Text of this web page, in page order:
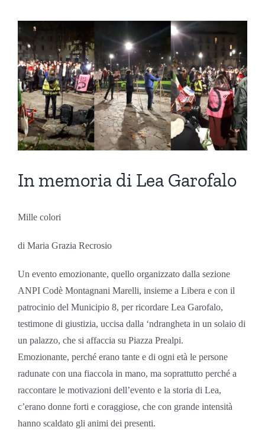
Ingrandisci
immagine
In memoria di Lea Garofalo
Mille colori
di Maria Grazia Recrosio
Un evento emozionante, quello organizzato dalla sezione
ANPI Codè Montagnani Marelli, insieme a Libera e con il
patrocinio del Municipio 8, per ricordare Lea Garofalo,
testimone di giustizia, uccisa dalla ‘ndrangheta in un solaio di
un palazzo, che si affaccia su Piazza Prealpi.
Emozionante, perché erano tante e di ogni età le persone
radunate con una fiaccola in mano, ma soprattutto perché a
raccontare le motivazioni dell’evento e la storia di Lea,
c’erano donne forti e coraggiose, che con grande intensità
hanno scaldato gli animi dei presenti.